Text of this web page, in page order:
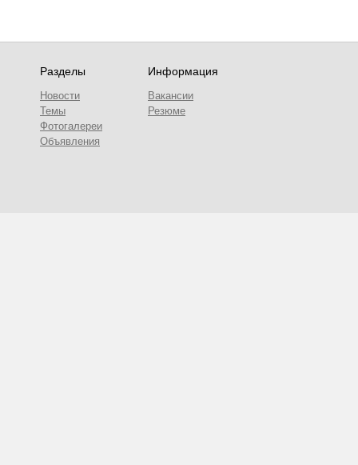
Разделы
Новости
Темы
Фотогалереи
Объявления
Информация
Вакансии
Резюме